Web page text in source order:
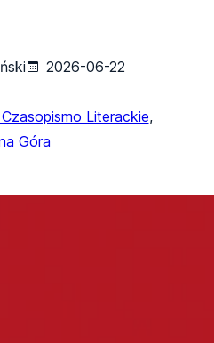
2026-06-22
Literackie,
Góra